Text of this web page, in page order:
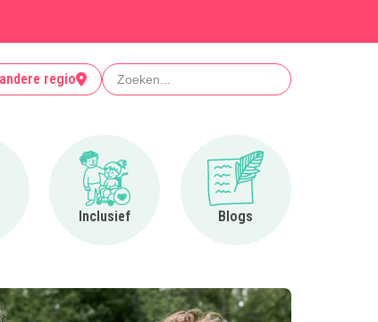
regio Zoeken
Op kamp
Inclusief
Ga naar Inclusief
Blogs
Ga naar Blogs